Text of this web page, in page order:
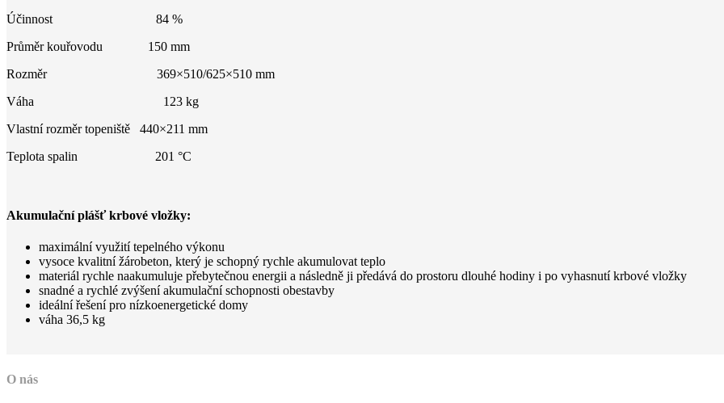
Účinnost 84 %
Průměr kouřovodu 150 mm
Rozměr 369×510/625×510 mm
Váha 123 kg
Vlastní rozměr topeniště 440×211 mm
Teplota spalin 201 °C
Akumulační plášť krbové vložky:
maximální využití tepelného výkonu
vysoce kvalitní žárobeton, který je schopný rychle akumulovat teplo
materiál rychle naakumuluje přebytečnou energii a následně ji předává do prostoru dlouhé hodiny i po vyhasnutí krbové vložky
snadné a rychlé zvýšení akumulační schopnosti obestavby
ideální řešení pro nízkoenergetické domy
váha 36,5 kg
O nás